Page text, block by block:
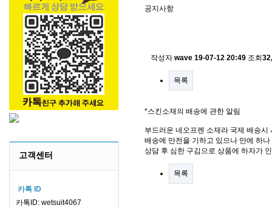
고객센터
카톡 ID
카톡ID: wetsuit4067
공지사항
작성자 wave 19-07-12 20:49 조회
목록
*스킨소재의 배송에 관한 알림
부드러운 네오프렌 소재라 국제 배송
배송에 만전을 기하고 있으나 만에 하
상담 후 심한 구김으로 상품에 하자가
목록